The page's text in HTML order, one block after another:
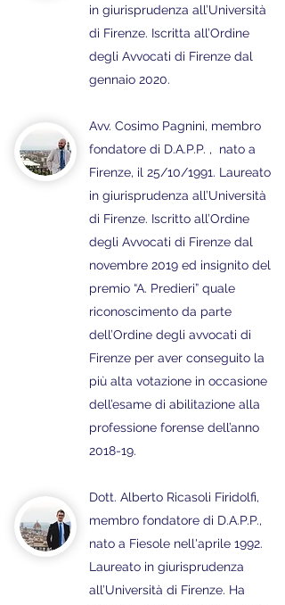
in giurisprudenza all’Università
di Firenze. Iscritta all’Ordine
degli Avvocati di Firenze dal
gennaio 2020.
Avv. Cosimo Pagnini, membro
fondatore di D.A.P.P. , nato a
Firenze, il 25/10/1991. Laureato
in giurisprudenza all’Università
di Firenze. Iscritto all’Ordine
degli Avvocati di Firenze dal
novembre 2019 ed insignito del
premio “A. Predieri” quale
riconoscimento da parte
dell’Ordine degli avvocati di
Firenze per aver conseguito la
più alta votazione in occasione
dell’esame di abilitazione alla
professione forense dell’anno
2018-19.
Dott. Alberto Ricasoli Firidolfi,
membro fondatore di D.A.P.P.,
nato a Fiesole nell'aprile 1992.
Laureato in giurisprudenza
all’Università di Firenze. Ha